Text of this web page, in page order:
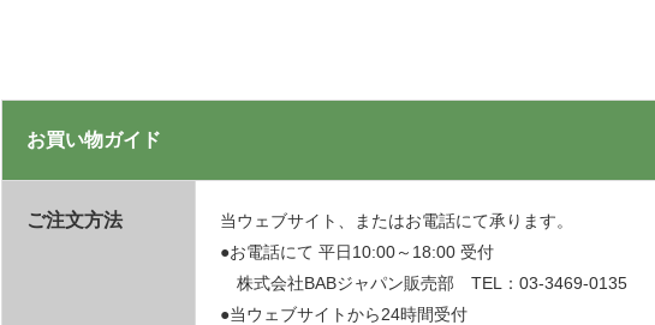
お買い物ガイド
ご注文方法
当ウェブサイト、またはお電話にて承ります。
●お電話にて 平日10:00～18:00 受付
株式会社BABジャパン販売部 TEL：03-3469-0135
●当ウェブサイトから24時間受付